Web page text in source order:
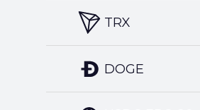
TRX
DOGE